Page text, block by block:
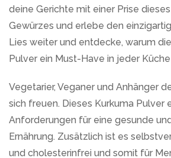
deine Gerichte mit einer Prise
Gewürzes und erlebe den
Lies weiter und entdecke, warum
Pulver ein Must-Have in jeder Küche
Vegetarier, Veganer und Anhänger
sich freuen. Dieses Kurkuma Pulver
Anforderungen für eine gesunde
Ernährung. Zusätzlich ist es
und cholesterinfrei und somit für